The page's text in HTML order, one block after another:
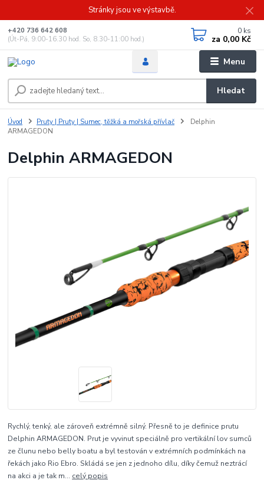
Stránky jsou ve výstavbě.
Menu
Hledat
+420 736 642 608
(Út-Pá, 9:00-16.30 hod. So, 8.30-11:00 hod.)
0 ks
za 0,00 Kč
Úvod Pruty | Pruty | Sumec, těžká a mořská přívlač
Delphin
ARMAGEDON
Delphin ARMAGEDON
Rychlý, tenký, ale zároveň extrémně silný. Přesně to je definice prutu
Delphin ARMAGEDON. Prut je vyvinut speciálně pro vertikální lov sumců
ze člunu nebo belly boatu a byl testován v extrémních podmínkách na
řekách jako Rio Ebro. Skládá se jen z jednoho dílu, díky čemuž neztrácí
na akci a je tak m... celý popis